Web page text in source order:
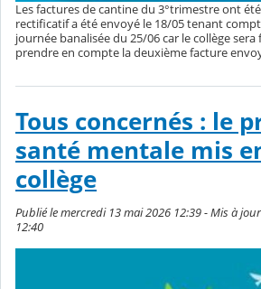
Les factures de cantine du 3°trimestre ont
rectificatif a été envoyé le 18/05 tenant
journée banalisée du 25/06 car le collège
prendre en compte la deuxième facture
Tous concernés : le
santé mentale mis
collège
Publié le mercredi 13 mai 2026 12:39 - Mis à
12:40